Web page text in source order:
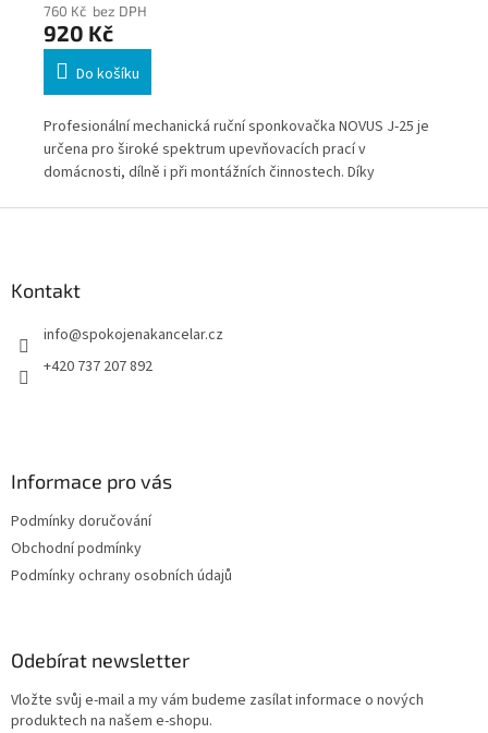
760 Kč bez DPH
920 Kč
Do košíku
Profesionální mechanická ruční sponkovačka NOVUS J-25 je
určena pro široké spektrum upevňovacích prací v
domácnosti, dílně i při montážních činnostech. Díky
Kontakt
info@spokojenakancelar.cz
+420 737 207 892
Informace pro vás
Podmínky doručování
Obchodní podmínky
Podmínky ochrany osobních údajů
Odebírat newsletter
Vložte svůj e-mail a my vám budeme zasílat informace o nových
produktech na našem e-shopu.